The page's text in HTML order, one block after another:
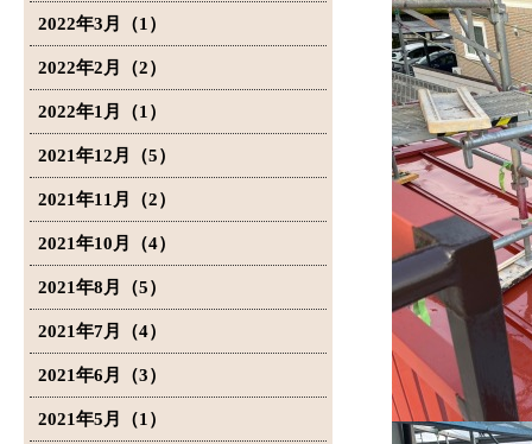
2022年3月（1）
2022年2月（2）
2022年1月（1）
2021年12月（5）
2021年11月（2）
2021年10月（4）
2021年8月（5）
2021年7月（4）
2021年6月（3）
2021年5月（1）